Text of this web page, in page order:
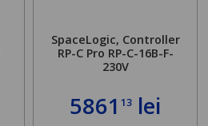
SpaceLogic, Controller
RP-C Pro RP-C-16B-F-
230V
586113 lei